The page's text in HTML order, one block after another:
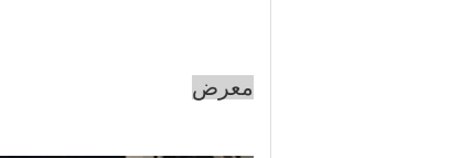
معرض